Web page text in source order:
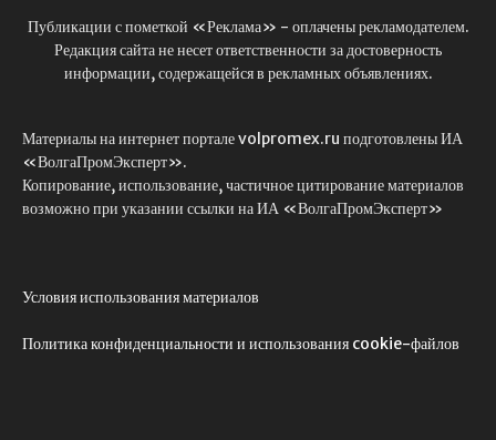
Публикации с пометкой «Реклама» - оплачены рекламодателем.
Редакция сайта не несет ответственности за достоверность
информации, содержащейся в рекламных объявлениях.
Материалы на интернет портале volpromex.ru подготовлены ИА
«ВолгаПромЭксперт».
Копирование, использование, частичное цитирование материалов
возможно при указании ссылки на ИА «ВолгаПромЭксперт»
Условия использования материалов
Политика конфиденциальности и использования cookie-файлов